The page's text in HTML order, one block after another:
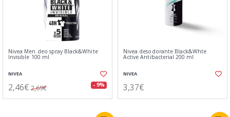
Nivea Men deo spray Black&White
Invisible 100 ml
NIVEA
2,46€ 2,69€ - 9%
Nivea desodorante Black&Whte
Active Antibacterial 200 ml
NIVEA
3,37€